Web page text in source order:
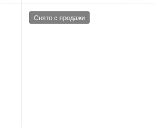
Снято с продажи